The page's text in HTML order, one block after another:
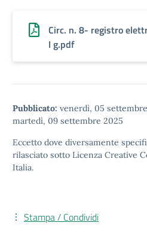
Circ. n. 8- registro
I g.pdf
Pubblicato: venerdì, 05
martedì, 09 settembre 2025
Eccetto dove diversamente
rilasciato sotto Licenza Creative
Italia.
Stampa / Condividi